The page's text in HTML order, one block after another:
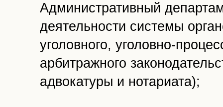
Административный
деятельности системы
уголовного, уголовно-
арбитражного
адвокатуры и нотариата);